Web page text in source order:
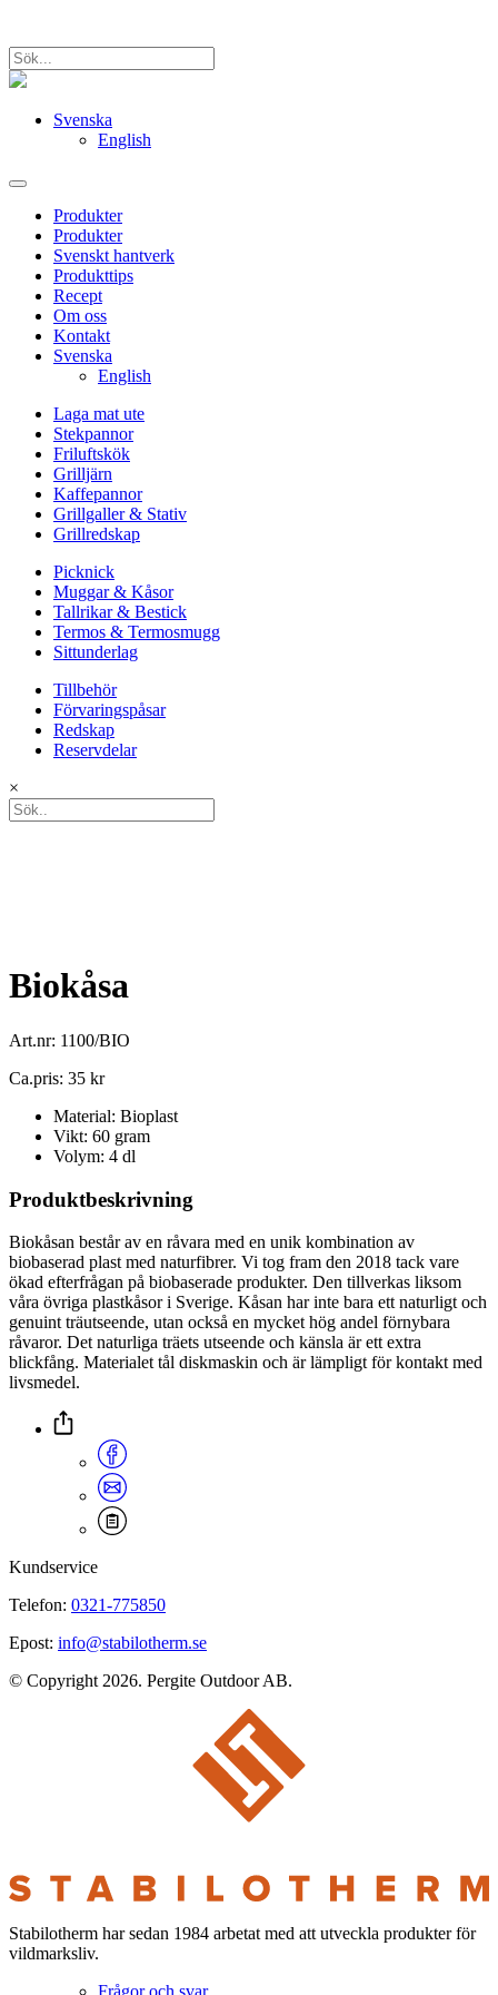
Svenska
English
Produkter
Produkter
Svenskt hantverk
Produkttips
Recept
Om oss
Kontakt
Svenska
English
Laga mat ute
Stekpannor
Friluftskök
Grilljärn
Kaffepannor
Grillgaller & Stativ
Grillredskap
Picknick
Muggar & Kåsor
Tallrikar & Bestick
Termos & Termosmugg
Sittunderlag
Tillbehör
Förvaringspåsar
Redskap
Reservdelar
×
Biokåsa
Art.nr: 1100/BIO
Ca.pris: 35 kr
Material: Bioplast
Vikt: 60 gram
Volym: 4 dl
Produktbeskrivning
Biokåsan består av en råvara med en unik kombination av
biobaserad plast med naturfibrer. Vi tog fram den 2018 tack vare
ökad efterfrågan på biobaserade produkter. Den tillverkas liksom
våra övriga plastkåsor i Sverige. Kåsan har inte bara ett naturligt och
genuint träutseende, utan också en mycket hög andel förnybara
råvaror. Det naturliga träets utseende och känsla är ett extra
blickfång. Materialet tål diskmaskin och är lämpligt för kontakt med
livsmedel.
Kundservice
Telefon: 0321-775850
Epost: info@stabilotherm.se
© Copyright 2026. Pergite Outdoor AB.
Stabilotherm har sedan 1984 arbetat med att utveckla produkter för
vildmarksliv.